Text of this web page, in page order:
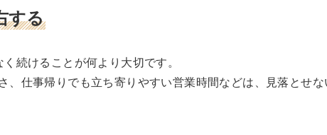
する
続けることが何より大切です。
、仕事帰りでも立ち寄りやすい営業時間などは、見落とせ